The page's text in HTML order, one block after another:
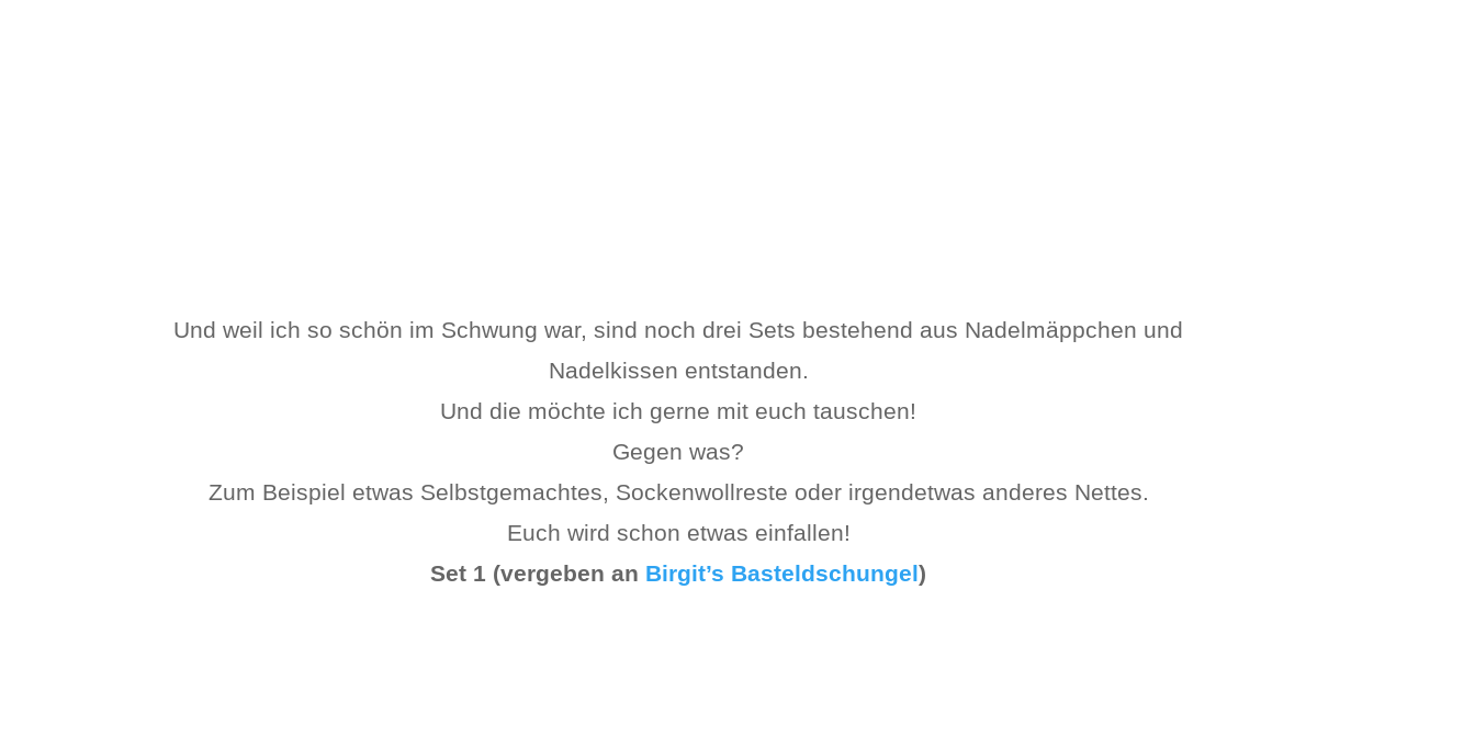
Und weil ich so schön im Schwung war, sind noch drei Sets bestehend aus Nadelmäppchen und
Nadelkissen entstanden.
Und die möchte ich gerne mit euch tauschen!
Gegen was?
Zum Beispiel etwas Selbstgemachtes, Sockenwollreste oder irgendetwas anderes Nettes.
Euch wird schon etwas einfallen!
Set 1 (vergeben an Birgit’s Basteldschungel)